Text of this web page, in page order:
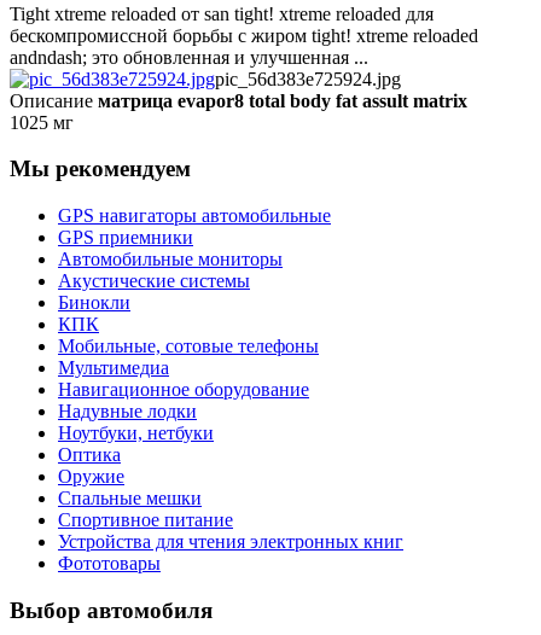
Tight xtreme reloaded от san tight! xtreme reloaded для
бескомпромиссной борьбы с жиром tight! xtreme reloaded
andndash; это обновленная и улучшенная ...
pic_56d383e725924.jpg
Описание матрица evapor8 total body fat assult matrix
1025 мг
Мы рекомендуем
GPS навигаторы автомобильные
GPS приемники
Автомобильные мониторы
Акустические системы
Бинокли
КПК
Мобильные, сотовые телефоны
Мультимедиа
Навигационное оборудование
Надувные лодки
Ноутбуки, нетбуки
Оптика
Оружие
Спальные мешки
Спортивное питание
Устройства для чтения электронных книг
Фототовары
Выбор автомобиля